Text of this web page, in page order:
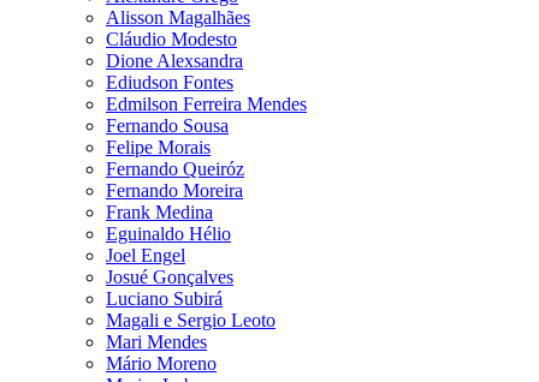
Alisson Magalhães
Cláudio Modesto
Dione Alexsandra
Ediudson Fontes
Edmilson Ferreira Mendes
Fernando Sousa
Felipe Morais
Fernando Queiróz
Fernando Moreira
Frank Medina
Eguinaldo Hélio
Joel Engel
Josué Gonçalves
Luciano Subirá
Magali e Sergio Leoto
Mari Mendes
Mário Moreno